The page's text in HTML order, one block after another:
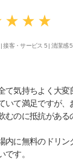
|接客・サービス 5 |清潔感 5
て気持ちよく大変
いて満足ですが、
むのに抵抗があ
内に無料のドリ
す。